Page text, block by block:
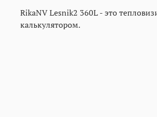
RikaNV Lesnik2 360L - это
калькулятором.